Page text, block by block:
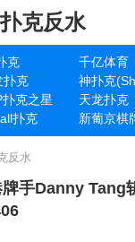
克反水
克 千亿体育
扑克 神扑克
克之星 天龙扑克
扑克 新葡京棋
反水
牌手Danny Tang